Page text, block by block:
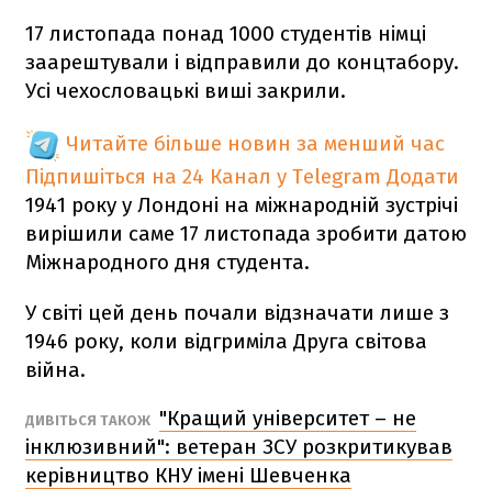
17 листопада понад 1000 студентів німці
заарештували і відправили до концтабору.
Усі чехословацькі виші закрили.
Читайте більше новин за менший час
Підпишіться на 24 Канал у Telegram Додати
1941 року у Лондоні на міжнародній зустрічі
вирішили саме 17 листопада зробити датою
Міжнародного дня студента.
У світі цей день почали відзначати лише з
1946 року, коли відгриміла Друга світова
війна.
ДИВІТЬСЯ ТАКОЖ "Кращий університет – не
інклюзивний": ветеран ЗСУ розкритикував
керівництво КНУ імені Шевченка